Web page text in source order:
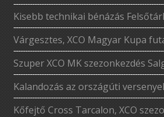
Kisebb technikai bénázás
Várgesztes, XCO Magyar Kupa
Szuper XCO MK szezonkezdés
Kalandozás az országúti
Kőfejtő Cross Tarcalon, XCO